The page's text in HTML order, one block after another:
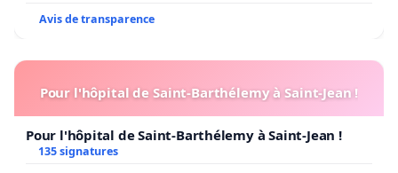
Avis de transparence
Pour l'hôpital de Saint-Barthélemy à Saint-Jean !
Pour l'hôpital de Saint-Barthélemy à Saint-Jean !
135 signatures